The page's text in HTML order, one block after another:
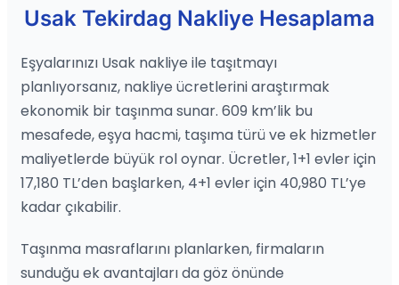
Usak Tekirdag Nakliye Hesaplama
Eşyalarınızı Usak nakliye ile taşıtmayı
planlıyorsanız, nakliye ücretlerini araştırmak
ekonomik bir taşınma sunar. 609 km’lik bu
mesafede, eşya hacmi, taşıma türü ve ek hizmetler
maliyetlerde büyük rol oynar. Ücretler, 1+1 evler için
17,180 TL’den başlarken, 4+1 evler için 40,980 TL’ye
kadar çıkabilir.
Taşınma masraflarını planlarken, firmaların
sunduğu ek avantajları da göz önünde